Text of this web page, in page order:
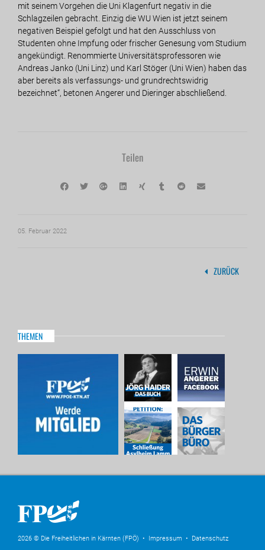
mit seinem Vorgehen die Uni Klagenfurt negativ in die
Schlagzeilen gebracht. Einzig die WU Wien ist jetzt seinem
negativen Beispiel gefolgt und hat den Ausschluss von
Studenten ohne Impfung oder frischer Genesung vom Studium
angekündigt. Renommierte Universitätsprofessoren wie
Andreas Janko (Uni Linz) und Karl Stöger (Uni Wien) haben das
aber bereits als verfassungs- und grundrechtswidrig
bezeichnet“, betonen Angerer und Dieringer abschließend.
Teilen
05. Februar 2022
ZURÜCK
THEMEN
2026 © Die Freiheitlichen in Kärnten (FPÖ) • Impressum • Datenschutz